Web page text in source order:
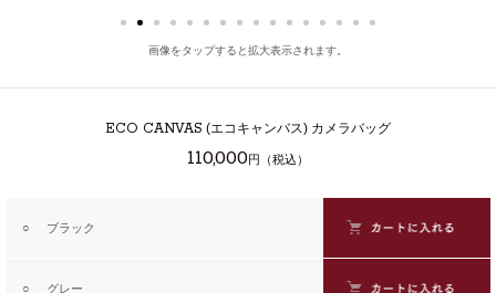
画像をタップすると拡大表示されます。
ECO CANVAS (エコキャンバス) カメラバッグ
110,000円（税込）
○ ブラック
○ グレー